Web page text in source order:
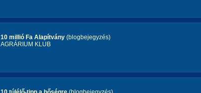
10 millió Fa Alapítvány (blogbejegyzés)
AGRÁRIUM KLUB